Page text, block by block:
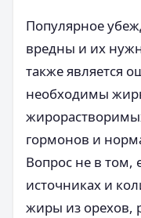
Популярное
вредны и их
также является
необходимы
гормонов и
Вопрос не в том,
источниках и
жиры из орехов,